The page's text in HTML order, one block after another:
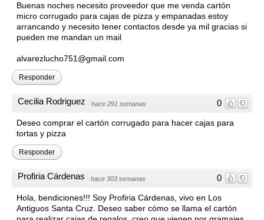
Buenas noches necesito proveedor que me venda cartón
micro corrugado para cajas de pizza y empanadas estoy
arrancando y necesito tener contactos desde ya mil gracias si
pueden me mandan un mail
alvarezlucho751@gmail.com
Responder
0
Cecilia Rodriguez · hace 291 semanas
Deseo comprar el cartón corrugado para hacer cajas para
tortas y pizza
Responder
0
Profiria Cárdenas · hace 303 semanas
Hola, bendiciones!!! Soy Profiria Cárdenas, vivo en Los
Antiguos Santa Cruz. Deseo saber cómo se llama el cartón